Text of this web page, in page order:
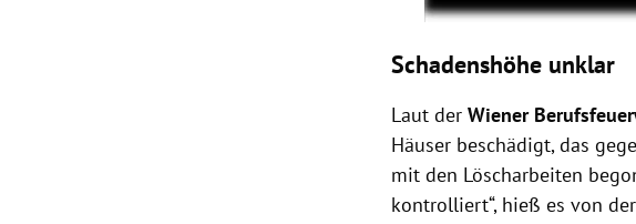
Schadenshöhe unklar
Laut derWiener
Häuser beschädigt, das
mit den Löscharbeiten
kontrolliert“, hieß es von